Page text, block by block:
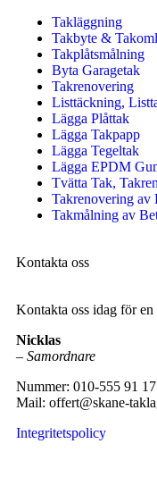
Takläggning
Takbyte &
Takplåtsmålning
Byta Garagetak
Takrenovering
Listtäckning,
Lägga Plåttak
Lägga Takpapp
Lägga Tegeltak
Lägga EPDM
Tvätta Tak,
Takrenovering av
Takmålning av
Kontakta oss
Kontakta oss idag för
Nicklas
– Samordnare
Nummer: 010-555 91 17
Mail: offert@skane-
Integritetspolicy